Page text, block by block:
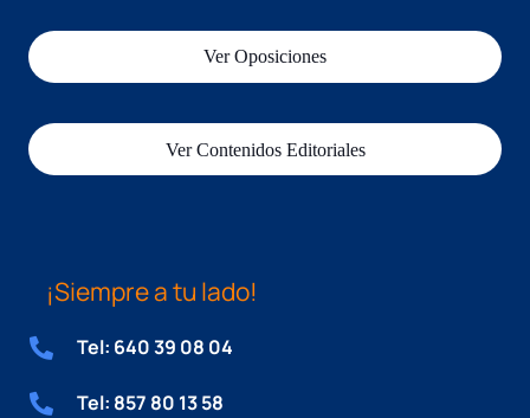
Ver Oposiciones
Ver Contenidos Editoriales
¡Siempre a tu lado!
Tel: 640 39 08 04
Tel: 857 80 13 58